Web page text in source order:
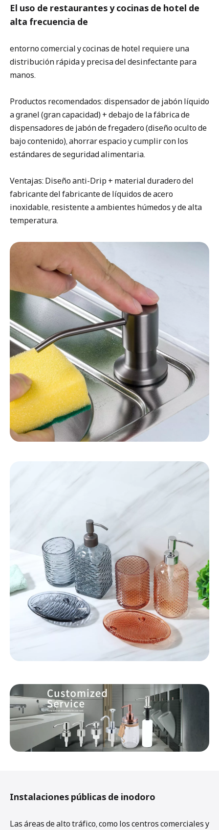
El uso de restaurantes y cocinas de hotel de
alta frecuencia de
entorno comercial y cocinas de hotel requiere una
distribución rápida y precisa del desinfectante para
manos.
Productos recomendados: dispensador de jabón líquido
a granel (gran capacidad) + debajo de la fábrica de
dispensadores de jabón de fregadero (diseño oculto de
bajo contenido), ahorrar espacio y cumplir con los
estándares de seguridad alimentaria.
Ventajas: Diseño anti-Drip + material duradero del
fabricante del fabricante de líquidos de acero
inoxidable, resistente a ambientes húmedos y de alta
temperatura.
Instalaciones públicas de inodoro
Las áreas de alto tráfico, como los centros comerciales y